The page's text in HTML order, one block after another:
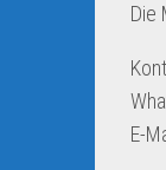
Die
E-